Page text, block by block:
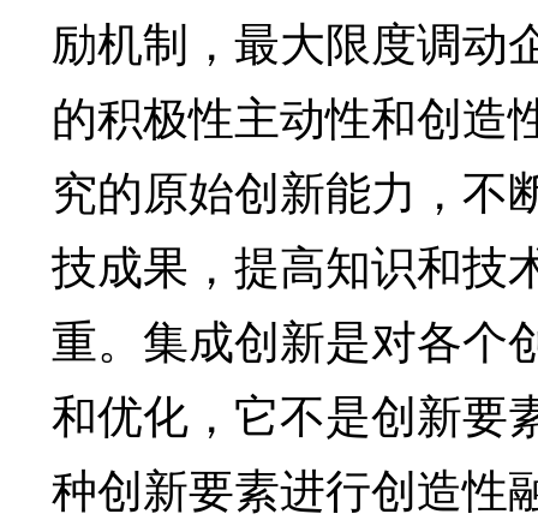
励机制，最大限度调动
的积极性主动性和创造
究的原始创新能力，不
技成果，提高知识和技
重。集成创新是对各个
和优化，它不是创新要
种创新要素进行创造性